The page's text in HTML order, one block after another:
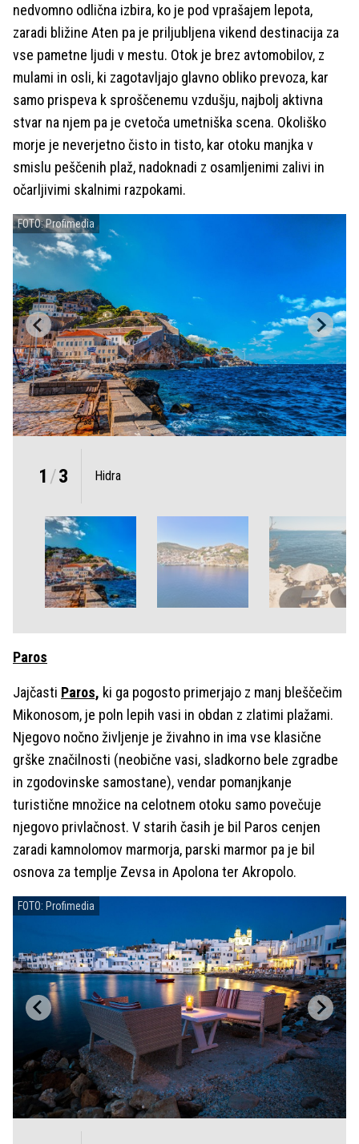
nedvomno odlična izbira, ko je pod vprašajem lepota,
zaradi bližine Aten pa je priljubljena vikend destinacija za
vse pametne ljudi v mestu. Otok je brez avtomobilov, z
mulami in osli, ki zagotavljajo glavno obliko prevoza, kar
samo prispeva k sproščenemu vzdušju, najbolj aktivna
stvar na njem pa je cvetoča umetniška scena. Okoliško
morje je neverjetno čisto in tisto, kar otoku manjka v
smislu peščenih plaž, nadoknadi z osamljenimi zalivi in
očarljivimi skalnimi razpokami.
FOTO: Profimedia
1 /3 Hidra
Paros
Jajčasti Paros, ki ga pogosto primerjajo z manj bleščečim
Mikonosom, je poln lepih vasi in obdan z zlatimi plažami.
Njegovo nočno življenje je živahno in ima vse klasične
grške značilnosti (neobične vasi, sladkorno bele zgradbe
in zgodovinske samostane), vendar pomanjkanje
turistične množice na celotnem otoku samo povečuje
njegovo privlačnost. V starih časih je bil Paros cenjen
zaradi kamnolomov marmorja, parski marmor pa je bil
osnova za templje Zevsa in Apolona ter Akropolo.
FOTO: Profimedia